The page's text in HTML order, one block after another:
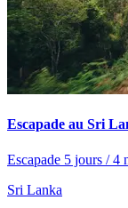
Escapade au Sri
Escapade 5 jours / 4
Sri Lanka